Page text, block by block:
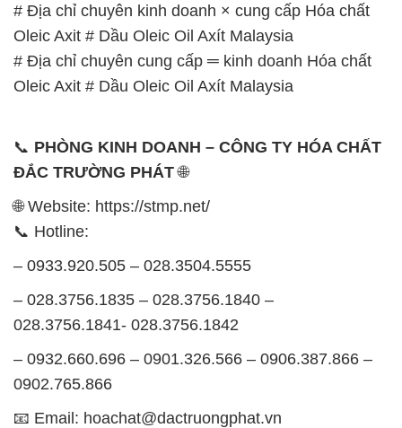
# Địa chỉ chuyên kinh doanh × cung cấp Hóa chất
Oleic Axit # Dầu Oleic Oil Axít Malaysia
# Địa chỉ chuyên cung cấp ═ kinh doanh Hóa chất
Oleic Axit # Dầu Oleic Oil Axít Malaysia
📞 PHÒNG KINH DOANH – CÔNG TY HÓA CHẤT
ĐẮC TRƯỜNG PHÁT🌐
🌐 Website: https://stmp.net/
📞 Hotline:
– 0933.920.505 – 028.3504.5555
– 028.3756.1835 – 028.3756.1840 –
028.3756.1841- 028.3756.1842
– 0932.660.696 – 0901.326.566 – 0906.387.866 –
0902.765.866
📧 Email: hoachat@dactruongphat.vn